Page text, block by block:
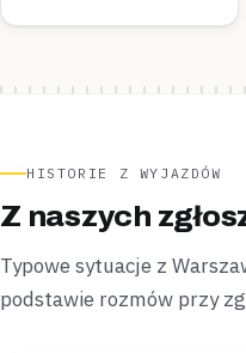
HISTORIE Z WYJAZDÓW
Z naszych
Typowe sytuacje z
podstawie rozmów przy